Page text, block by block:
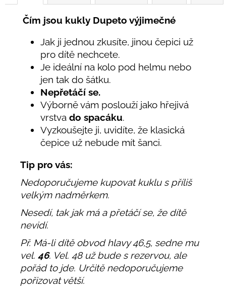
Čím jsou kukly Dupeto výjimečné
Jak ji jednou zkusíte, jinou čepici už
pro dítě nechcete.
Je ideální na kolo pod helmu nebo
jen tak do šátku.
Nepřetáčí se.
Výborně vám poslouží jako hřejivá
vrstva do spacáku.
Vyzkoušejte ji, uvidíte, že klasická
čepice už nebude mít šanci.
Tip pro vás:
Nedoporučujeme kupovat kuklu s příliš
velkým nadměrkem.
Nesedí, tak jak má a přetáčí se, že dítě
nevidí.
Př. Má-li dítě obvod hlavy 46,5, sedne mu
vel. 46. Vel. 48 už bude s rezervou, ale
pořád to jde. Určitě nedoporučujeme
pořizovat větší.